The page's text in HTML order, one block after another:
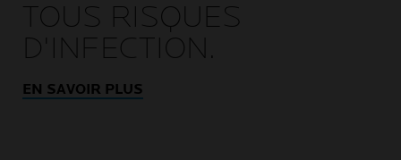
TOUS RISQUES
D'INFECTION.
EN SAVOIR PLUS